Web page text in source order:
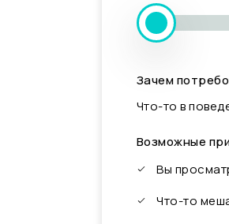
Зачем
Что-то в
Возможные
Вы
Что-то